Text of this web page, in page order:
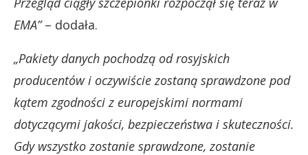
EMA”– dodała.
„Pakiety danych pochodzą od rosyjskich
producentów i oczywiście zostaną sprawdzone pod
kątem zgodności z europejskimi normami
dotyczącymi jakości, bezpieczeństwa i skuteczności.
Gdy wszystko zostanie sprawdzone, zostanie